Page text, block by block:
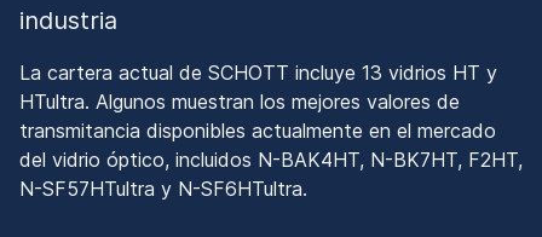
industria
La cartera actual de SCHOTT incluye 13 vidrios HT y
HTultra. Algunos muestran los mejores valores de
transmitancia disponibles actualmente en el mercado
del vidrio óptico, incluidos N-BAK4HT, N-BK7HT, F2HT,
N-SF57HTultra y N-SF6HTultra.